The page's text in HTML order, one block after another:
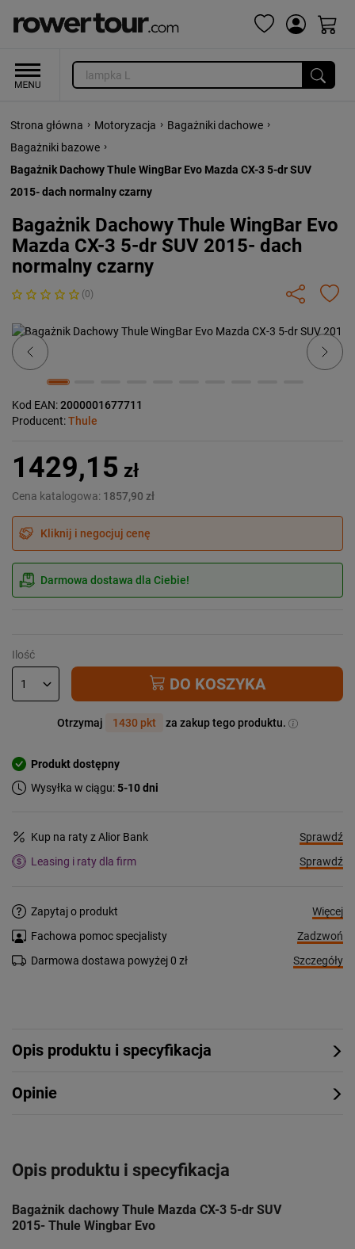
Strona główna › Motoryzacja › Bagażniki dachowe ›
Bagażniki bazowe ›
Bagażnik Dachowy Thule WingBar Evo Mazda CX-3 5-dr SUV
2015- dach normalny czarny
Bagażnik Dachowy Thule WingBar Evo
Mazda CX-3 5-dr SUV 2015- dach
normalny czarny
(0)
Previous Next
Kod EAN:2000001677711
Producent:Thule
1429,15 zł
Cena katalogowa: 1857,90 zł
Kliknij i negocjuj cenę
Darmowa dostawa dla Ciebie!
Ilość
DO KOSZYKA
Otrzymaj 1430 pkt za zakup tego produktu.
Produkt dostępny
Wysyłka w ciągu:5-10 dni
Kup na raty z Alior Bank
Sprawdź
Leasing i raty dla firm
Sprawdź
Zapytaj o produkt
Więcej
Fachowa pomoc specjalisty
Zadzwoń
Darmowa dostawa powyżej 0 zł
Szczegóły
Opis produktu i specyfikacja
Opinie
Opis produktu i specyfikacja
Bagażnik dachowy Thule Mazda CX-3 5-dr SUV
2015- Thule Wingbar Evo